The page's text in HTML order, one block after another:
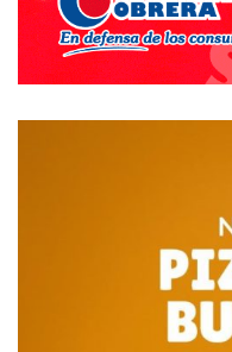
carreteando en Espora,
llegaba tarde a tomarlo.
grandes jornadas de
buscando el día del
Abril de 1969, en
Arquero. (12-06-21).